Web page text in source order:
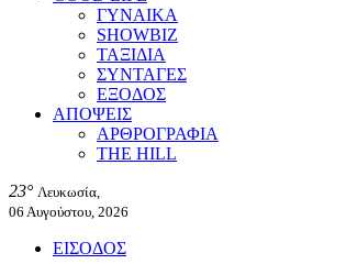
ΓΥΝΑΙΚΑ
SHOWBIZ
ΤΑΞΙΔΙΑ
ΣΥΝΤΑΓΕΣ
ΕΞΟΔΟΣ
ΑΠΟΨΕΙΣ
ΑΡΘΡΟΓΡΑΦΙΑ
THE HILL
23° Λευκωσία,
06 Αυγούστου, 2026
ΕΙΣΟΔΟΣ